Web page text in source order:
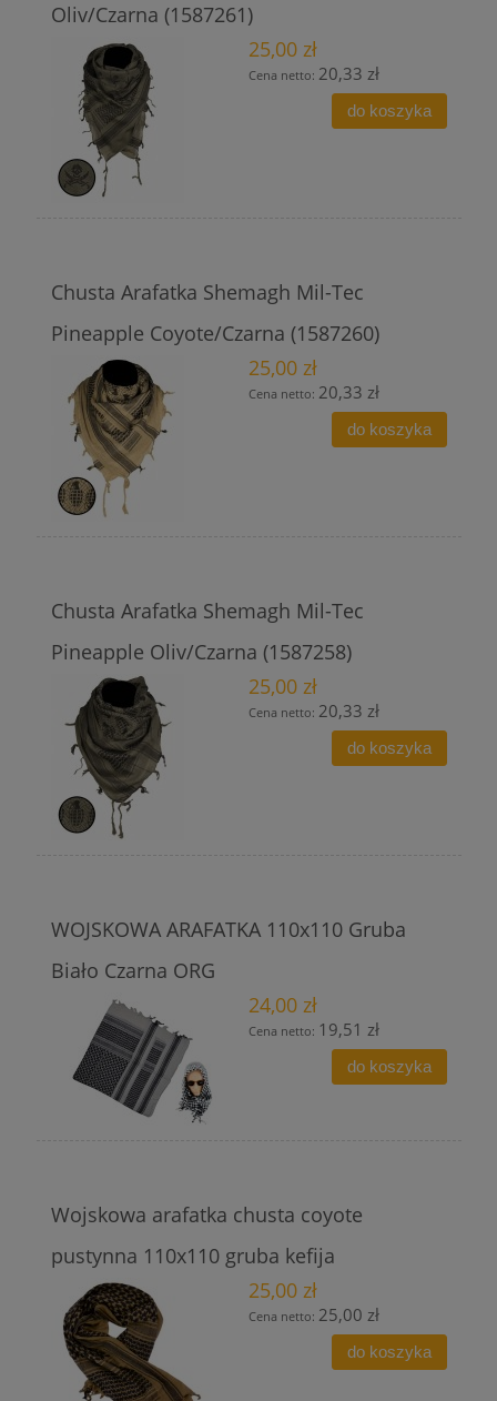
Oliv/Czarna (1587261)
25,00 zł
Cena netto: 20,33 zł
do koszyka
Chusta Arafatka Shemagh Mil-Tec
Pineapple Coyote/Czarna (1587260)
25,00 zł
Cena netto: 20,33 zł
do koszyka
Chusta Arafatka Shemagh Mil-Tec
Pineapple Oliv/Czarna (1587258)
25,00 zł
Cena netto: 20,33 zł
do koszyka
WOJSKOWA ARAFATKA 110x110 Gruba
Biało Czarna ORG
24,00 zł
Cena netto: 19,51 zł
do koszyka
Wojskowa arafatka chusta coyote
pustynna 110x110 gruba kefija
25,00 zł
Cena netto: 25,00 zł
do koszyka